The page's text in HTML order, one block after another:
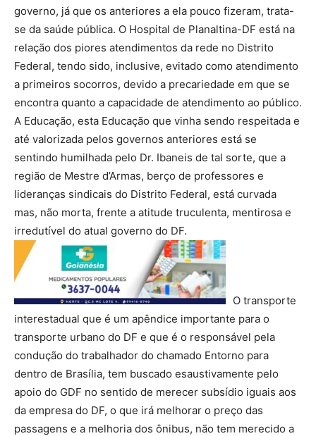
governo, já que os anteriores a ela pouco fizeram, trata-
se da saúde pública. O Hospital de Planaltina-DF está na
relação dos piores atendimentos da rede no Distrito
Federal, tendo sido, inclusive, evitado como atendimento
a primeiros socorros, devido a precariedade em que se
encontra quanto a capacidade de atendimento ao público.
A Educação, esta Educação que vinha sendo respeitada e
até valorizada pelos governos anteriores está se
sentindo humilhada pelo Dr. Ibaneis de tal sorte, que a
região de Mestre d’Armas, berço de professores e
lideranças sindicais do Distrito Federal, está curvada
mas, não morta, frente a atitude truculenta, mentirosa e
irredutível do atual governo do DF.
O transporte
interestadual que é um apêndice importante para o
transporte urbano do DF e que é o responsável pela
condução do trabalhador do chamado Entorno para
dentro de Brasília, tem buscado esaustivamente pelo
apoio do GDF no sentido de merecer subsídio iguais aos
da empresa do DF, o que irá melhorar o preço das
passagens e a melhoria dos ônibus, não tem merecido a